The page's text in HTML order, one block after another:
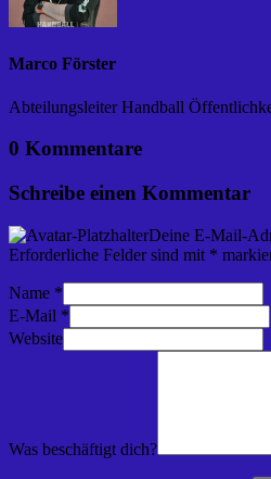
Marco Förster
Abteilungsleiter Handball
0 Kommentare
Schreibe einen Kommentar
Deine E-Mail-
Erforderliche Felder sind mit *
Name *
E-Mail *
Website
Was beschäftigt dich?